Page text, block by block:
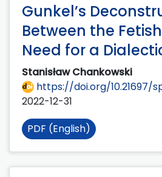
Gunkel’s
Between the
Need for a
Stanisław Chankowski
https://doi.org/10.21697/
2022-12-31
PDF (English)